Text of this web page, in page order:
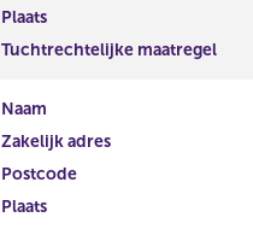
Plaats
Tuchtrechtelijke maatregel
Naam
Zakelijk adres
Postcode
Plaats